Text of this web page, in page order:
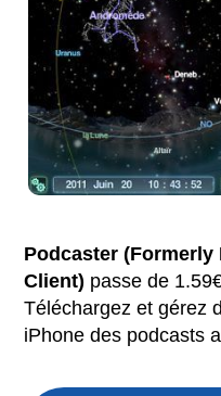
Podcaster (Formerly
Client) passe de
Téléchargez et gérez
iPhone des podcasts